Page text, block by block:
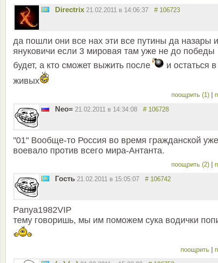
Directrix 21.02.2011 в 14:06:37 # 106723
да пошли они все нах эти все путины да назары и
януковичи если 3 мировая там уже не до победы
будет, а кто сможет выжить после
и остаться в
живых
поощрить (1)
Neo= 21.02.2011 в 14:34:08 # 106728
"01" Вообще-то Россия во время гражданской уже
воевало против всего мира-Антанта.
поощрить (2)
Гость 21.02.2011 в 15:05:07 # 106742
Panya1982VIP
тему говоришь, мы им поможем сука водички
поощрить